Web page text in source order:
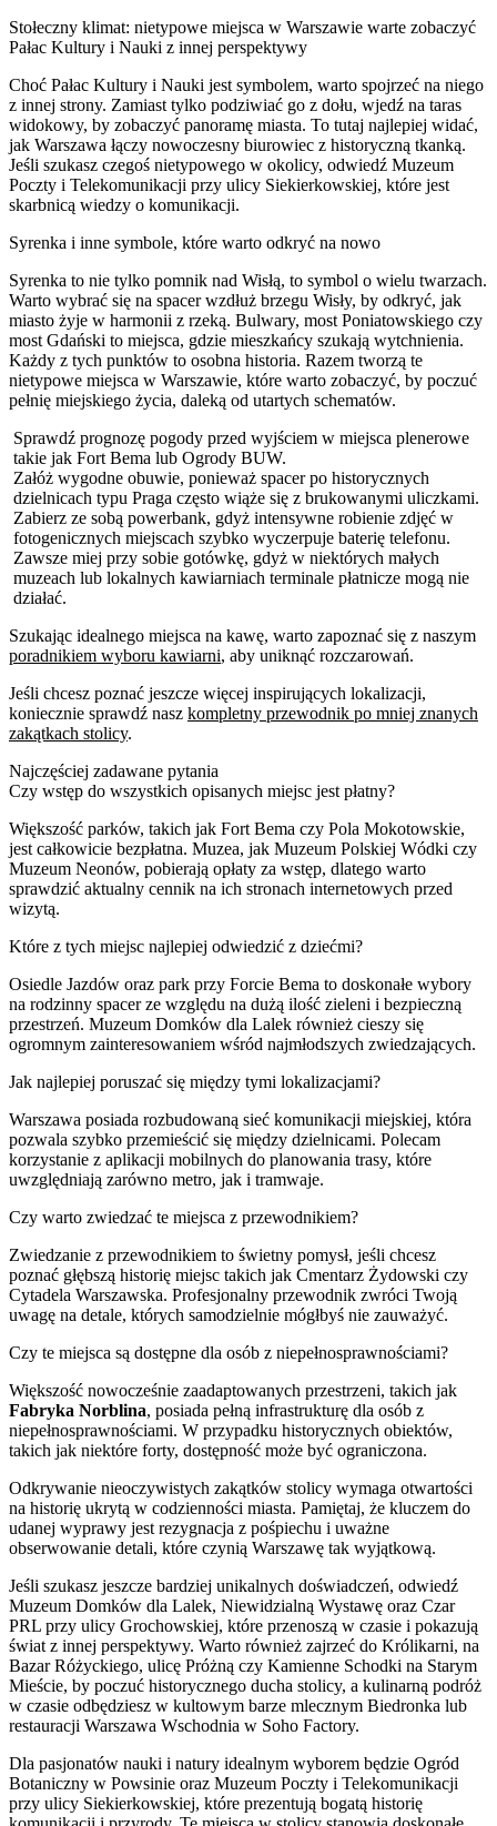
Stołeczny klimat: nietypowe miejsca w Warszawie warte zobaczyć
Pałac Kultury i Nauki z innej perspektywy
Choć Pałac Kultury i Nauki jest symbolem, warto spojrzeć na niego
z innej strony. Zamiast tylko podziwiać go z dołu, wjedź na taras
widokowy, by zobaczyć panoramę miasta. To tutaj najlepiej widać,
jak Warszawa łączy nowoczesny biurowiec z historyczną tkanką.
Jeśli szukasz czegoś nietypowego w okolicy, odwiedź Muzeum
Poczty i Telekomunikacji przy ulicy Siekierkowskiej, które jest
skarbnicą wiedzy o komunikacji.
Syrenka i inne symbole, które warto odkryć na nowo
Syrenka to nie tylko pomnik nad Wisłą, to symbol o wielu twarzach.
Warto wybrać się na spacer wzdłuż brzegu Wisły, by odkryć, jak
miasto żyje w harmonii z rzeką. Bulwary, most Poniatowskiego czy
most Gdański to miejsca, gdzie mieszkańcy szukają wytchnienia.
Każdy z tych punktów to osobna historia. Razem tworzą te
nietypowe miejsca w Warszawie, które warto zobaczyć, by poczuć
pełnię miejskiego życia, daleką od utartych schematów.
Sprawdź prognozę pogody przed wyjściem w miejsca plenerowe
takie jak Fort Bema lub Ogrody BUW.
Załóż wygodne obuwie, ponieważ spacer po historycznych
dzielnicach typu Praga często wiąże się z brukowanymi uliczkami.
Zabierz ze sobą powerbank, gdyż intensywne robienie zdjęć w
fotogenicznych miejscach szybko wyczerpuje baterię telefonu.
Zawsze miej przy sobie gotówkę, gdyż w niektórych małych
muzeach lub lokalnych kawiarniach terminale płatnicze mogą nie
działać.
Szukając idealnego miejsca na kawę, warto zapoznać się z naszym
poradnikiem wyboru kawiarni, aby uniknąć rozczarowań.
Jeśli chcesz poznać jeszcze więcej inspirujących lokalizacji,
koniecznie sprawdź nasz kompletny przewodnik po mniej znanych
zakątkach stolicy.
Najczęściej zadawane pytania
Czy wstęp do wszystkich opisanych miejsc jest płatny?
Większość parków, takich jak Fort Bema czy Pola Mokotowskie,
jest całkowicie bezpłatna. Muzea, jak Muzeum Polskiej Wódki czy
Muzeum Neonów, pobierają opłaty za wstęp, dlatego warto
sprawdzić aktualny cennik na ich stronach internetowych przed
wizytą.
Które z tych miejsc najlepiej odwiedzić z dziećmi?
Osiedle Jazdów oraz park przy Forcie Bema to doskonałe wybory
na rodzinny spacer ze względu na dużą ilość zieleni i bezpieczną
przestrzeń. Muzeum Domków dla Lalek również cieszy się
ogromnym zainteresowaniem wśród najmłodszych zwiedzających.
Jak najlepiej poruszać się między tymi lokalizacjami?
Warszawa posiada rozbudowaną sieć komunikacji miejskiej, która
pozwala szybko przemieścić się między dzielnicami. Polecam
korzystanie z aplikacji mobilnych do planowania trasy, które
uwzględniają zarówno metro, jak i tramwaje.
Czy warto zwiedzać te miejsca z przewodnikiem?
Zwiedzanie z przewodnikiem to świetny pomysł, jeśli chcesz
poznać głębszą historię miejsc takich jak Cmentarz Żydowski czy
Cytadela Warszawska. Profesjonalny przewodnik zwróci Twoją
uwagę na detale, których samodzielnie mógłbyś nie zauważyć.
Czy te miejsca są dostępne dla osób z niepełnosprawnościami?
Większość nowocześnie zaadaptowanych przestrzeni, takich jak
Fabryka Norblina, posiada pełną infrastrukturę dla osób z
niepełnosprawnościami. W przypadku historycznych obiektów,
takich jak niektóre forty, dostępność może być ograniczona.
Odkrywanie nieoczywistych zakątków stolicy wymaga otwartości
na historię ukrytą w codzienności miasta. Pamiętaj, że kluczem do
udanej wyprawy jest rezygnacja z pośpiechu i uważne
obserwowanie detali, które czynią Warszawę tak wyjątkową.
Jeśli szukasz jeszcze bardziej unikalnych doświadczeń, odwiedź
Muzeum Domków dla Lalek, Niewidzialną Wystawę oraz Czar
PRL przy ulicy Grochowskiej, które przenoszą w czasie i pokazują
świat z innej perspektywy. Warto również zajrzeć do Królikarni, na
Bazar Różyckiego, ulicę Próżną czy Kamienne Schodki na Starym
Mieście, by poczuć historycznego ducha stolicy, a kulinarną podróż
w czasie odbędziesz w kultowym barze mlecznym Biedronka lub
restauracji Warszawa Wschodnia w Soho Factory.
Dla pasjonatów nauki i natury idealnym wyborem będzie Ogród
Botaniczny w Powsinie oraz Muzeum Poczty i Telekomunikacji
przy ulicy Siekierkowskiej, które prezentują bogatą historię